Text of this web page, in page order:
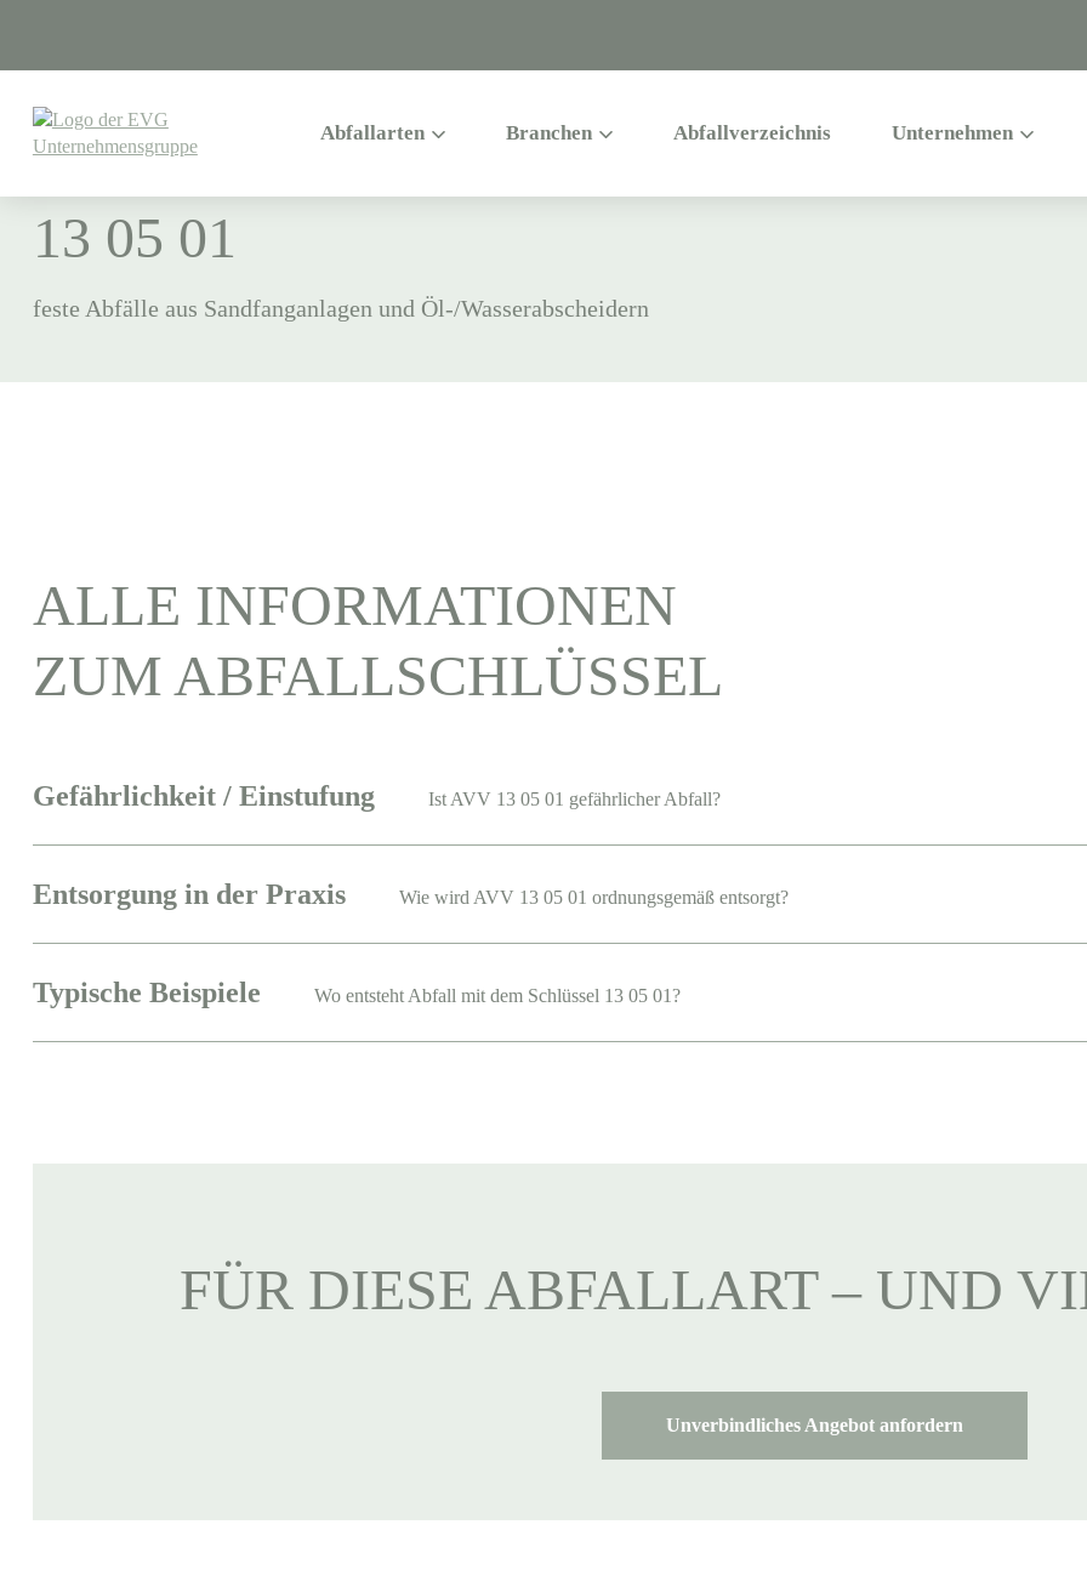
Abfallarten Branchen Abfallverzeichnis Unternehmen
ABFALLVERZEICHNIS 13>1305
13 05 01
feste Abfälle aus Sandfanganlagen und Öl-/Wasserabscheidern
ALLE INFORMATIONEN
ZUM ABFALLSCHLÜSSEL
Gefährlichkeit / Einstufung Ist AVV 13 05 01 gefährlicher Abfall?
Entsorgung in der Praxis Wie wird AVV 13 05 01 ordnungsgemäß entsorgt?
Typische Beispiele Wo entsteht Abfall mit dem Schlüssel 13 05 01?
FÜR DIESE ABFALLART – UND
Unverbindliches Angebot anfordern